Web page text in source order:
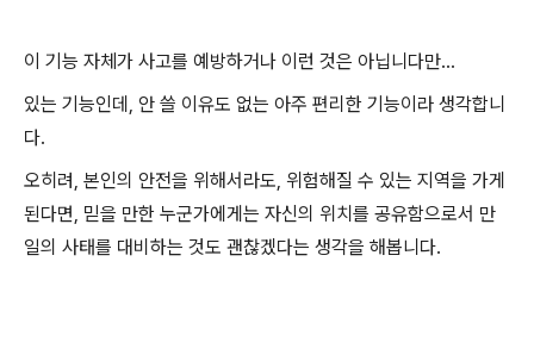
이 기능 자체가 사고를 예방하거나 이런 것은 아닙니다만...
있는 기능인데, 안 쓸 이유도 없는 아주 편리한 기능이라 생각합니
다.
오히려, 본인의 안전을 위해서라도, 위험해질 수 있는 지역을 가게
된다면, 믿을 만한 누군가에게는 자신의 위치를 공유함으로서 만
일의 사태를 대비하는 것도 괜찮겠다는 생각을 해봅니다.